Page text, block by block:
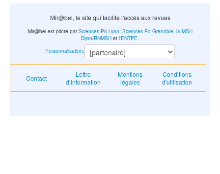
Mir@bel, le site qui facilite l'accès aux revues
Contact
Lettre
d’information
Mentions
légales
Conditions
d'utilisation
Mir@bel est piloté parSciences Po Lyon Sciences Po Grenoble, la MSH
Dijon/RNMSH et l'ENTPE
Personnalisation: